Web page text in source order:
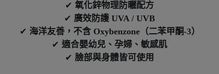
✔ 氧化鋅物理防曬配方
✔ 廣效防護 UVA / UVB
✔ 海洋友善，不含 Oxybenzone（二苯甲酮-3）
✔ 適合嬰幼兒、孕婦、敏感肌
✔ 臉部與身體皆可使用